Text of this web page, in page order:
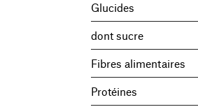
Glucides
dont sucre
Fibres alimentaires
Protéines